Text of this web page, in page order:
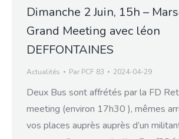
Dimanche 2 Juin, 15h –
Grand Meeting avec léon
DEFFONTAINES
Actualités Par PCF 83 2024-04-29
Deux Bus sont affrétés par la FD
meeting (environ 17h30 ), mêmes
vos places auprès auprès d’un